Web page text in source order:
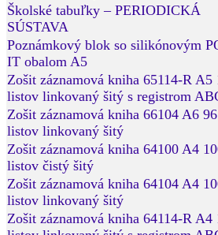
Školské tabuľky – PERIODICKÁ
SÚSTAVA
Poznámkový blok so silikónovým
IT obalom A5
Zošit záznamová kniha 65114-R A5
listov linkovaný šitý s registrom
Zošit záznamová kniha 66104 A6 96
listov linkovaný šitý
Zošit záznamová kniha 64100 A4
listov čistý šitý
Zošit záznamová kniha 64104 A4
listov linkovaný šitý
Zošit záznamová kniha 64114-R A4